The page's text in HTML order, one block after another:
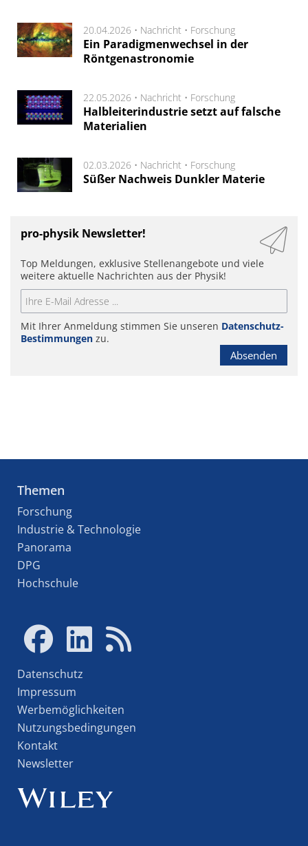
20.04.2026 • Nachricht • Forschung
Ein Paradigmenwechsel in der
Röntgenastronomie
22.05.2026 • Nachricht • Forschung
Halbleiterindustrie setzt auf falsche
Materialien
02.03.2026 • Nachricht • Forschung
Süßer Nachweis Dunkler Materie
pro-physik Newsletter!
Top Meldungen, exklusive Stellenangebote und viele
weitere aktuelle Nachrichten aus der Physik!
Mit Ihrer Anmeldung stimmen Sie unseren Datenschutz-
Bestimmungen zu.
Absenden
Themen
Forschung
Industrie & Technologie
Panorama
DPG
Hochschule
Datenschutz
Impressum
Werbemöglichkeiten
Nutzungsbedingungen
Kontakt
Newsletter